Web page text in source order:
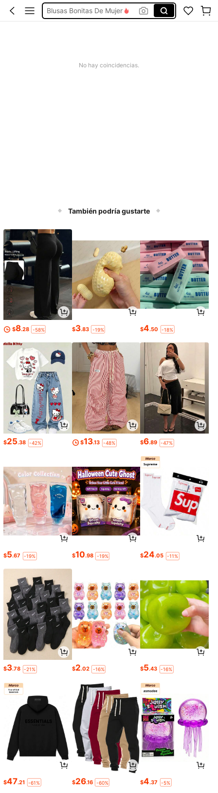
Blusas Bonitas De Mujer
No hay coincidencias.
También podría gustarte
$8.28 -58% $3.83 -19% $4.50 -18%
$25.38 -42% $13.13 -48% $6.89 -47%
$5.67 -19% $10.98 -19% $24.05 -11%
$3.78 -21% $2.02 -16% $5.43 -16%
$47.21 -61% $26.16 -60% $4.37 -5%